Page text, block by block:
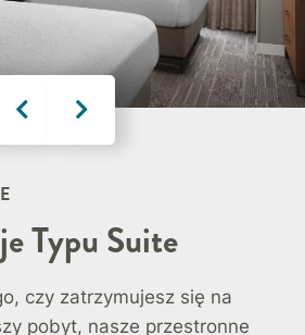
Typu Suite
czy zatrzymujesz się na
pobyt, nasze przestronne